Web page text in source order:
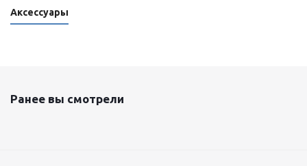
Аксессуары
Ранее вы смотрели